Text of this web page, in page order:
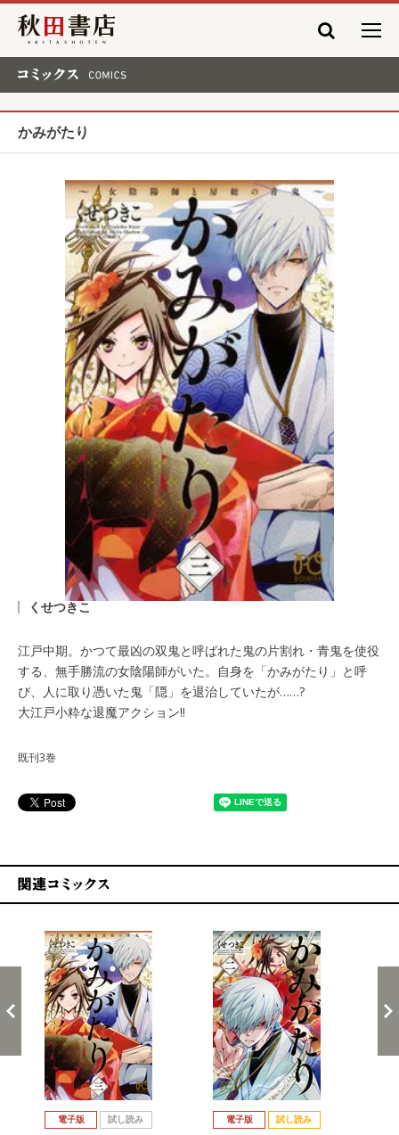
秋田書店
かみがたり
くせつきこ
江戸中期。かつて最凶の双鬼と呼ばれた鬼の片割れ・青鬼を使役
する、無手勝流の女陰陽師がいた。自身を「かみがたり」と呼
び、人に取り憑いた鬼「隠」を退治していたが……?
大江戸小粋な退魔アクション!!
既刊3巻
電子版 試し読み 電子版 試し読み